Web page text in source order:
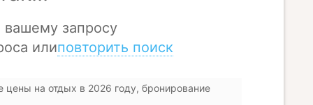
цены на отдых в 2026 году, бронирование